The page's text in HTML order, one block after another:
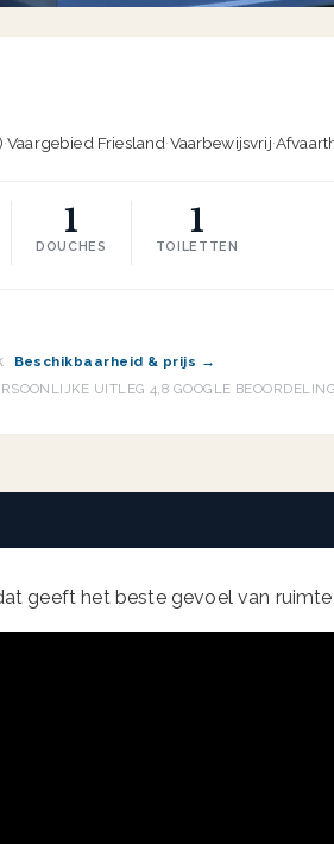
·Vaargebied Friesland·Vaarbewijsvrij·
1
DOUCHES
1
TOILETTEN
Beschikbaarheid & prijs →
UITLEG·4,8 GOOGLE BEOORDELING
geeft het beste gevoel van